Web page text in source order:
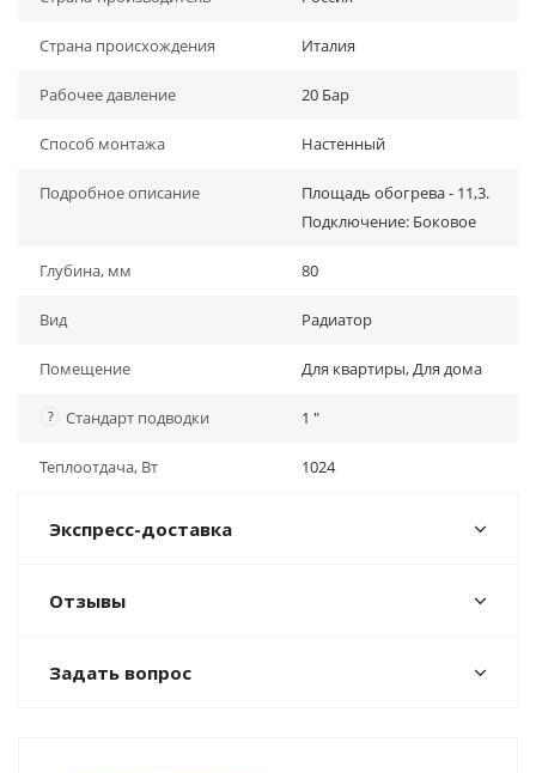
Страна происхождения Италия
Рабочее давление 20 Бар
Способ монтажа Настенный
Подробное описание
Площадь обогрева - 11,3.
Подключение: Боковое
Глубина, мм 80
Вид Радиатор
Помещение Для квартиры, Для дома
? Стандарт подводки 1 "
Теплоотдача, Вт 1024
Экспресс-доставка
Отзывы
Задать вопрос